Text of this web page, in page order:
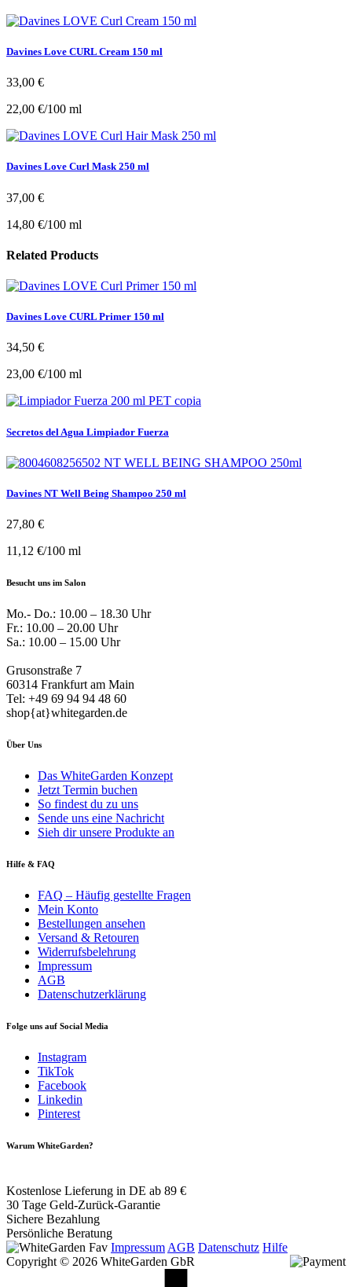
Davines Love CURL Cream 150 ml
33,00 €
22,00 €/100 ml
Davines Love Curl Mask 250 ml
37,00 €
14,80 €/100 ml
Related Products
Davines Love CURL Primer 150 ml
34,50 €
23,00 €/100 ml
Secretos del Agua Limpiador Fuerza
Davines NT Well Being Shampoo 250 ml
27,80 €
11,12 €/100 ml
Besucht uns im Salon
Mo.- Do.: 10.00 – 18.30 Uhr
Fr.: 10.00 – 20.00 Uhr
Sa.: 10.00 – 15.00 Uhr
Grusonstraße 7
60314 Frankfurt am Main
Tel: +49 69 94 94 48 60
shop{at}whitegarden.de
Über Uns
Das WhiteGarden Konzept
Jetzt Termin buchen
So findest du zu uns
Sende uns eine Nachricht
Sieh dir unsere Produkte an
Hilfe & FAQ
FAQ – Häufig gestellte Fragen
Mein Konto
Bestellungen ansehen
Versand & Retouren
Widerrufsbelehrung
Impressum
AGB
Datenschutzerklärung
Folge uns auf Social Media
Instagram
TikTok
Facebook
Linkedin
Pinterest
Warum WhiteGarden?
Kostenlose Lieferung in DE ab 89 €
30 Tage Geld-Zurück-Garantie
Sichere Bezahlung
Persönliche Beratung
Impressum AGB Datenschutz Hilfe
Copyright © 2026 WhiteGarden GbR